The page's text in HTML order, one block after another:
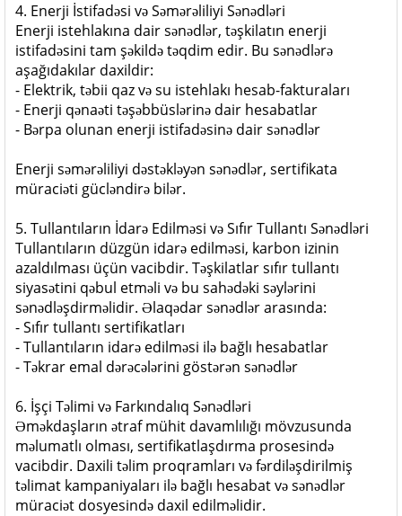
4. Enerji İstifadəsi və Səmərəliliyi Sənədləri
Enerji istehlakına dair sənədlər, təşkilatın enerji
istifadəsini tam şəkildə təqdim edir. Bu sənədlərə
aşağıdakılar daxildir:
- Elektrik, təbii qaz və su istehlakı hesab-fakturaları
- Enerji qənaəti təşəbbüslərinə dair hesabatlar
- Bərpa olunan enerji istifadəsinə dair sənədlər
Enerji səmərəliliyi dəstəkləyən sənədlər, sertifikata
müraciəti gücləndirə bilər.
5. Tullantıların İdarə Edilməsi və Sıfır Tullantı Sənədləri
Tullantıların düzgün idarə edilməsi, karbon izinin
azaldılması üçün vacibdir. Təşkilatlar sıfır tullantı
siyasətini qəbul etməli və bu sahədəki səylərini
sənədləşdirməlidir. Əlaqədar sənədlər arasında:
- Sıfır tullantı sertifikatları
- Tullantıların idarə edilməsi ilə bağlı hesabatlar
- Təkrar emal dərəcələrini göstərən sənədlər
6. İşçi Təlimi və Farkındalıq Sənədləri
Əməkdaşların ətraf mühit davamlılığı mövzusunda
məlumatlı olması, sertifikatlaşdırma prosesində
vacibdir. Daxili təlim proqramları və fərdiləşdirilmiş
təlimat kampaniyaları ilə bağlı hesabat və sənədlər
müraciət dosyesində daxil edilməlidir.